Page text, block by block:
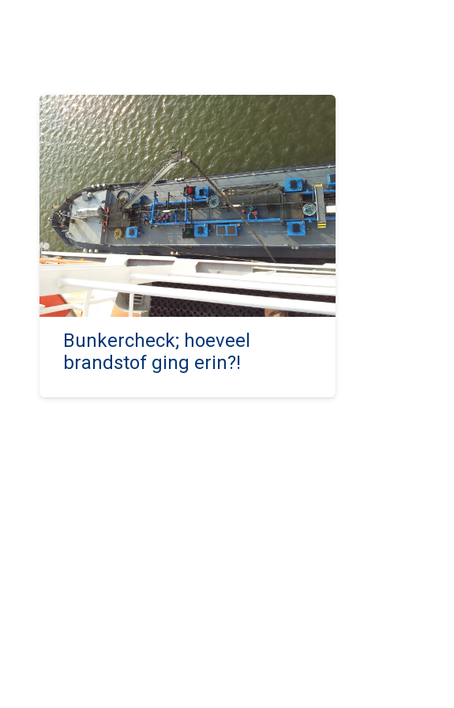
Bunkercheck; hoeveel
brandstof ging erin?!